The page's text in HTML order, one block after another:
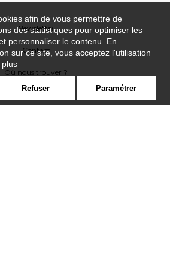
Newsletter
Contact
Où nous trouver ?
afin de vous permettre de
des statistiques pour optimiser les
personnaliser le contenu. En
sur ce site, vous acceptez l'utilisation
plus
Refuser Paramétrer